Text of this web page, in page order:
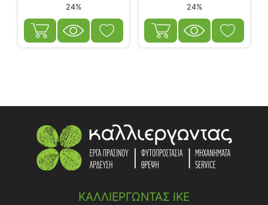
24%
24%
ΚΑΛΛΙΕΡΓΩΝΤΑΣ ΙΚΕ